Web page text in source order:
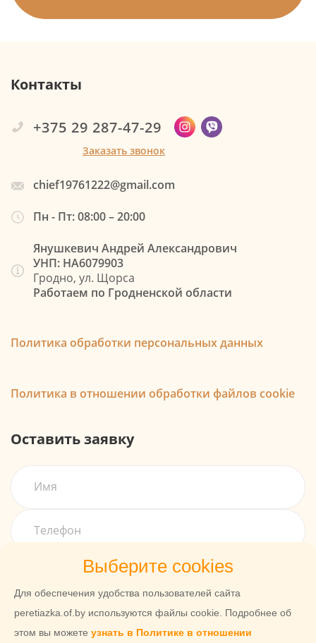
Выберите cookies
Для обеспечения удобства пользователей сайта
peretiazka.of.by используются файлы cookie. Подробнее об
этом вы можете узнать в Политике в отношении
Оставить заявку
Контакты
+375 29 287-47-29
Заказать звонок
chief19761222@gmail.com
Пн - Пт: 08:00 – 20:00
Янушкевич Андрей Александрович
УНП: НА6079903
Гродно, ул. Щорса
Работаем по Гродненской области
Политика обработки персональных данных
Политика в отношении обработки файлов cookie